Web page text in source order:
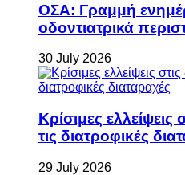
ΟΣΑ: Γραμμή
οδοντιατρικά
30 July 2026
Κρίσιμες ελλείψεις
τις διατροφικές
29 July 2026